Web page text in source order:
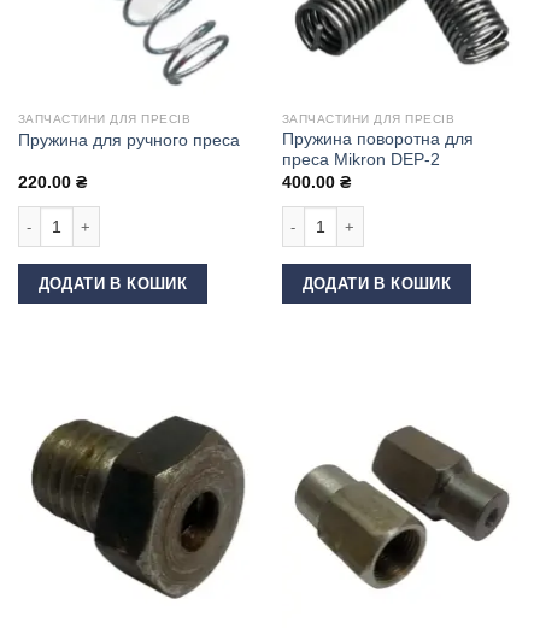
ЗАПЧАСТИНИ ДЛЯ ПРЕСІВ
Пружина для ручного преса
220.00 ₴
ДОДАТИ В КОШИК
ЗАПЧАСТИНИ ДЛЯ ПРЕСІВ
Пружина поворотна для
преса Mikron DEP-2
400.00 ₴
ДОДАТИ В КОШИК